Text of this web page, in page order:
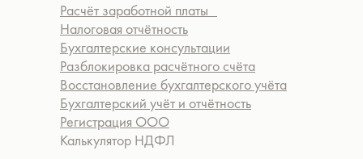
Расчёт заработной платы
Налоговая отчётность
Бухгалтерские консультации
Разблокировка расчётного счёта
Восстановление бухгалтерского учёта
Бухгалтерский учёт и отчётность
Регистрация ООО
Калькулятор НДФЛ